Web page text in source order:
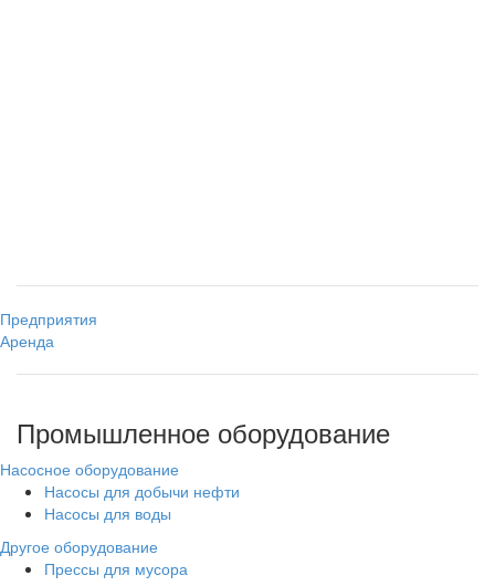
Предприятия
Аренда
Промышленное оборудование
Насосное оборудование
Насосы для добычи нефти
Насосы для воды
Другое оборудование
Прессы для мусора